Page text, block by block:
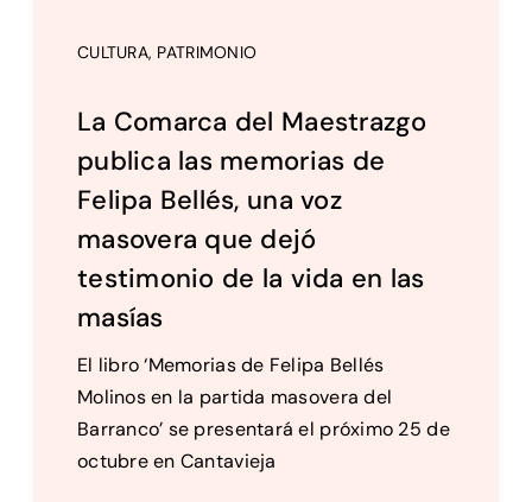
CULTURA, PATRIMONIO
La Comarca del Maestrazgo
publica las memorias de
Felipa Bellés, una voz
masovera que dejó
testimonio de la vida en las
masías
El libro ‘Memorias de Felipa Bellés
Molinos en la partida masovera del
Barranco’ se presentará el próximo 25 de
octubre en Cantavieja